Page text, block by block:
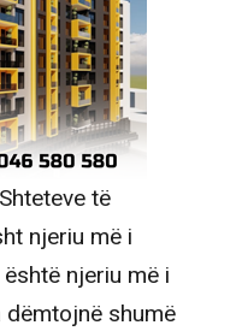
të
njeriu më i
njeriu më i
shumë